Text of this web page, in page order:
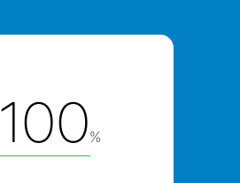
100%